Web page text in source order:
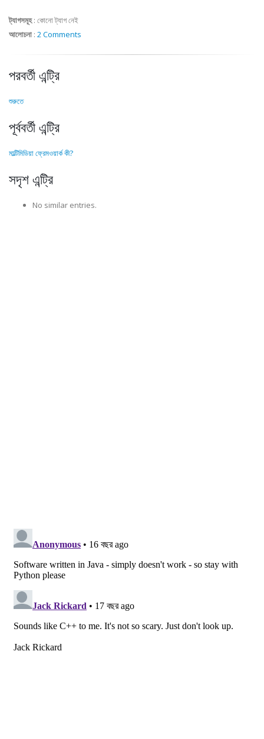
ট্যাগসমূহ: কোনো ট্যাগ নেই
আলোচনা : 2 Comments
পরবর্তী এন্ট্রি
শুরুতে
পূর্ববর্তী এন্ট্রি
মাল্টিমিডিয়া ফ্রেমওয়ার্ক কী?
সদৃশ এন্ট্রি
No similar entries.